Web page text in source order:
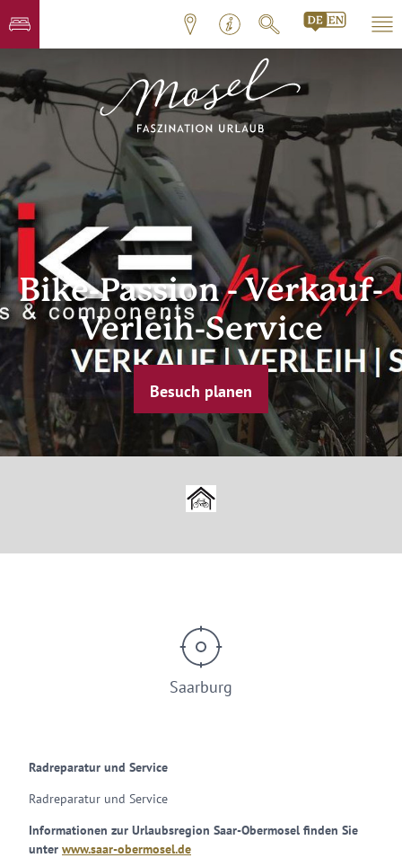
Bike-Passion - Verkauf-
Verleih-Service
Besuch planen
Saarburg
Radreparatur und Service
Radreparatur und Service
Informationen zur Urlaubsregion Saar-Obermosel finden Sie
unter www.saar-obermosel.de